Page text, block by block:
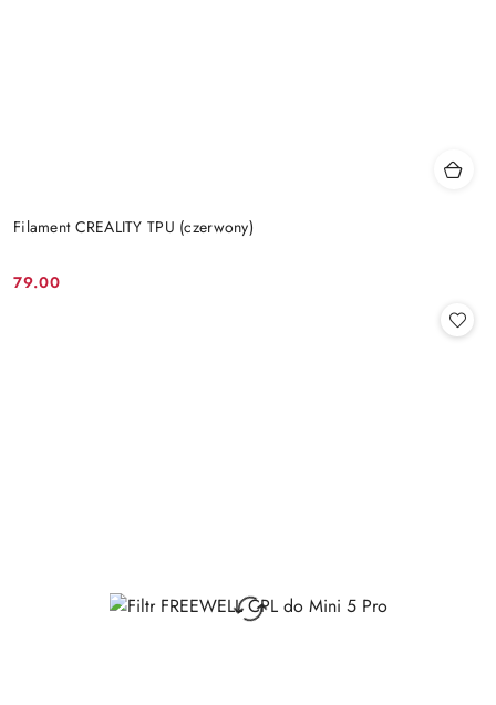
Filament CREALITY TPU (czerwony)
Cena:
79.00